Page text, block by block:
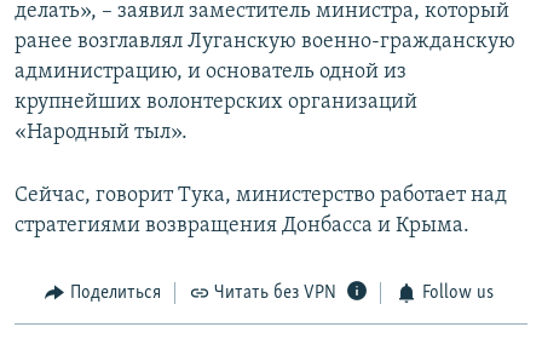
делать», – заявил заместитель министра, который
ранее возглавлял Луганскую военно-гражданскую
администрацию, и основатель одной из
крупнейших волонтерских организаций
«Народный тыл».
Сейчас, говорит Тука, министерство работает над
стратегиями возвращения Донбасса и Крыма.
Поделиться Читать без VPN Follow us